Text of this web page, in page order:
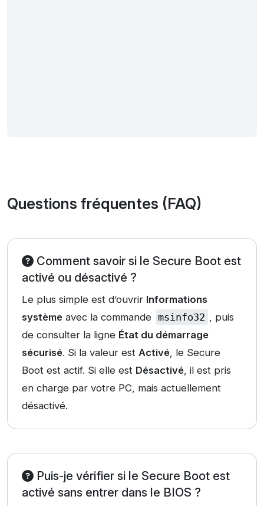
Questions fréquentes (FAQ)
Comment savoir si le Secure Boot est
activé ou désactivé ?
Le plus simple est d’ouvrir Informations
système avec la commande msinfo32 , puis
de consulter la ligne État du démarrage
sécurisé. Si la valeur est Activé, le Secure
Boot est actif. Si elle est Désactivé, il est pris
en charge par votre PC, mais actuellement
désactivé.
Puis-je vérifier si le Secure Boot est
activé sans entrer dans le BIOS ?